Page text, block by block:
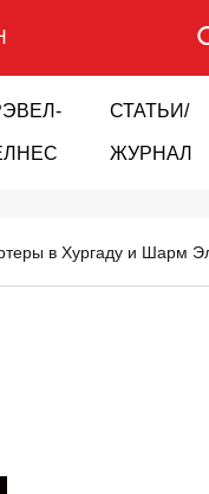
СТАТЬИ/
ЖУРНАЛ
в Хургаду и Шарм